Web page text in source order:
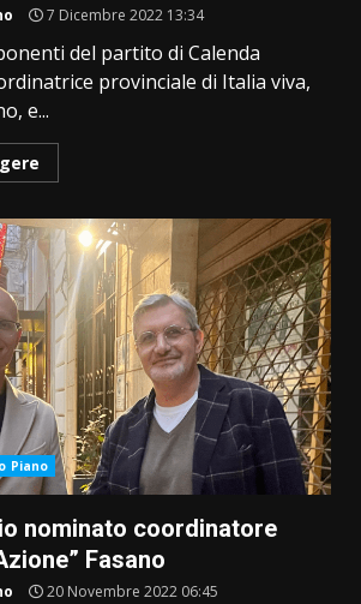
7 Dicembre 2022 13:34
del partito di Calenda
provinciale di Italia viva,
e...
Piano
nominato coordinatore
Fasano
20 Novembre 2022 06:45